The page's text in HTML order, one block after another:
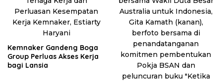
Kemnaker Gandeng Boga
Group Perluas Akses Kerja
bagi Lansia